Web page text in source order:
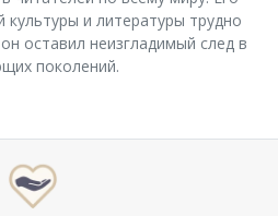
культуры и литературы трудно
оставил неизгладимый след в
поколений.